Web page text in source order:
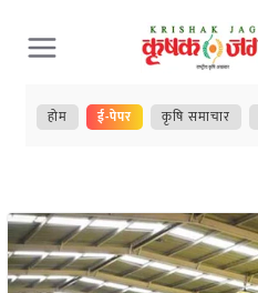
Skip
to
content
होम ई-पेपर कृषि समाचार